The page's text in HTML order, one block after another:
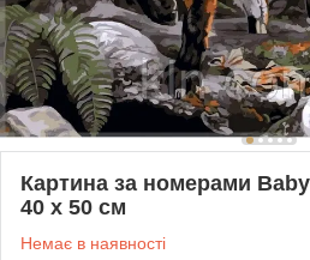
Картина за номерами
40 х 50 см
Немає в наявності